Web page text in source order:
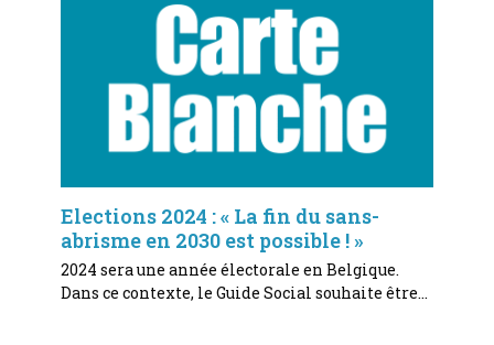
Elections 2024 : « La fin du sans-
abrisme en 2030 est possible ! »
2024 sera une année électorale en Belgique.
Dans ce contexte, le Guide Social souhaite être…